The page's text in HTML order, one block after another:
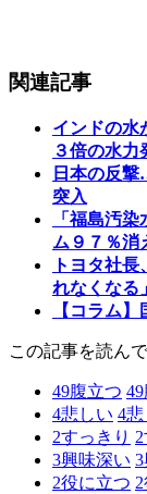
関連記事
インドの水
３倍の水力
日本の反
突入
「福島汚
ム９７％消
トヨタ社
れなくなる」
【コラム
この記事を読ん
49腹立つ 49
4悲しい 4悲
2すっきり 2
3興味深い 3
2役に立つ 2